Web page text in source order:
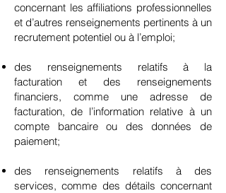
concernant les affiliations professionnelles
et d’autres renseignements pertinents à un
recrutement potentiel ou à l’emploi;
des renseignements relatifs à la
facturation et des renseignements
financiers, comme une adresse de
facturation, de l’information relative à un
compte bancaire ou des données de
paiement;
des renseignements relatifs à des
services, comme des détails concernant